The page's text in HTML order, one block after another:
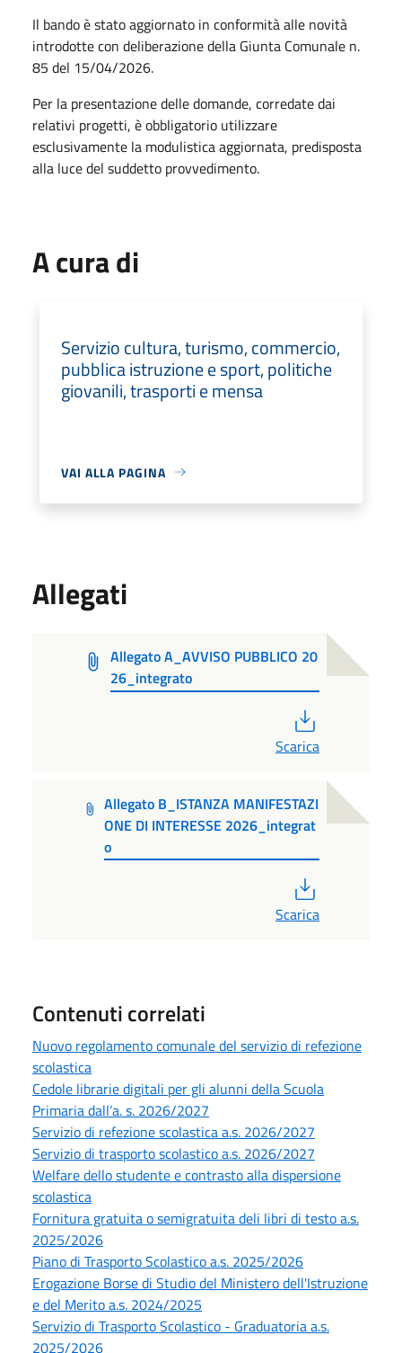
Il bando è stato aggiornato in conformità alle novità
introdotte con deliberazione della Giunta Comunale n.
85 del 15/04/2026.
Per la presentazione delle domande, corredate dai
relativi progetti, è obbligatorio utilizzare
esclusivamente la modulistica aggiornata, predisposta
alla luce del suddetto provvedimento.
A cura di
Servizio cultura, turismo, commercio,
pubblica istruzione e sport, politiche
giovanili, trasporti e mensa
VAI ALLA PAGINA
Allegati
Allegato A_AVVISO PUBBLICO 20
26_integrato
Scarica
Allegato B_ISTANZA MANIFESTAZI
ONE DI INTERESSE 2026_integrat
o
Scarica
Contenuti correlati
Nuovo regolamento comunale del servizio di refezione
scolastica
Cedole librarie digitali per gli alunni della Scuola
Primaria dall’a. s. 2026/2027
Servizio di refezione scolastica a.s. 2026/2027
Servizio di trasporto scolastico a.s. 2026/2027
Welfare dello studente e contrasto alla dispersione
scolastica
Fornitura gratuita o semigratuita deli libri di testo a.s.
2025/2026
Piano di Trasporto Scolastico a.s. 2025/2026
Erogazione Borse di Studio del Ministero dell'Istruzione
e del Merito a.s. 2024/2025
Servizio di Trasporto Scolastico - Graduatoria a.s.
2025/2026